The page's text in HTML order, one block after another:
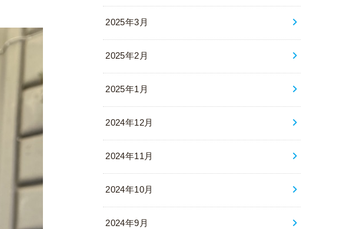
2025年3月
2025年2月
2025年1月
2024年12月
2024年11月
2024年10月
2024年9月